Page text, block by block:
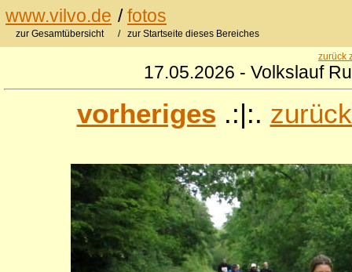
www.vilvo.de /fotos
zur Gesamtübersicht / zur Startseite dieses Bereiches
zurück
17.05.2026 - Volkslauf
vorheriges .:|:.